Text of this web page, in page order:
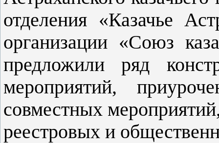
отделения «Казачье
организации «Союз
предложили ряд
мероприятий,
совместных
реестровых и